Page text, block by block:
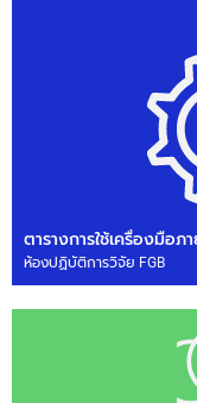
ตารางการใช้เครื่องมือภา
ห้องปฏิบัติการวิจัย FGB